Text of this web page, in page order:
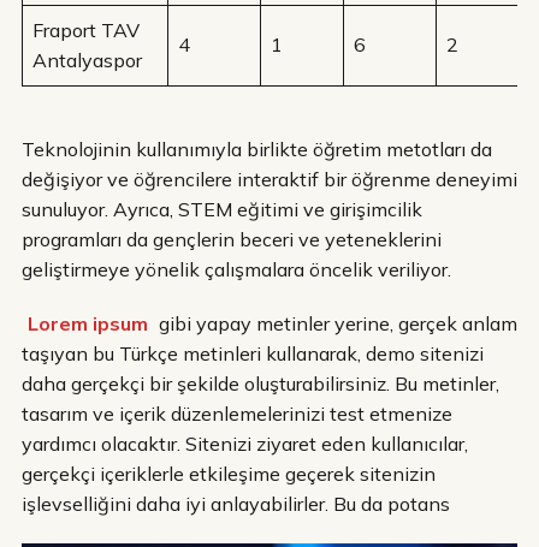
Fraport TAV
Antalyaspor
4 1 6 2
Teknolojinin kullanımıyla birlikte öğretim metotları da
değişiyor ve öğrencilere interaktif bir öğrenme deneyimi
sunuluyor. Ayrıca, STEM eğitimi ve girişimcilik
programları da gençlerin beceri ve yeteneklerini
geliştirmeye yönelik çalışmalara öncelik veriliyor.
Lorem ipsum gibi yapay metinler yerine, gerçek anlam
taşıyan bu Türkçe metinleri kullanarak, demo sitenizi
daha gerçekçi bir şekilde oluşturabilirsiniz. Bu metinler,
tasarım ve içerik düzenlemelerinizi test etmenize
yardımcı olacaktır. Sitenizi ziyaret eden kullanıcılar,
gerçekçi içeriklerle etkileşime geçerek sitenizin
işlevselliğini daha iyi anlayabilirler. Bu da potans